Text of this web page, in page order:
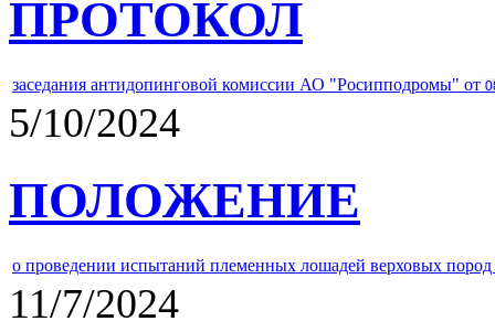
ПРОТОКОЛ
заседания антидопинговой комиссии АО "Росипподромы" от
5/10/2024
ПОЛОЖЕНИЕ
о проведении испытаний племенных лошадей верховых
11/7/2024